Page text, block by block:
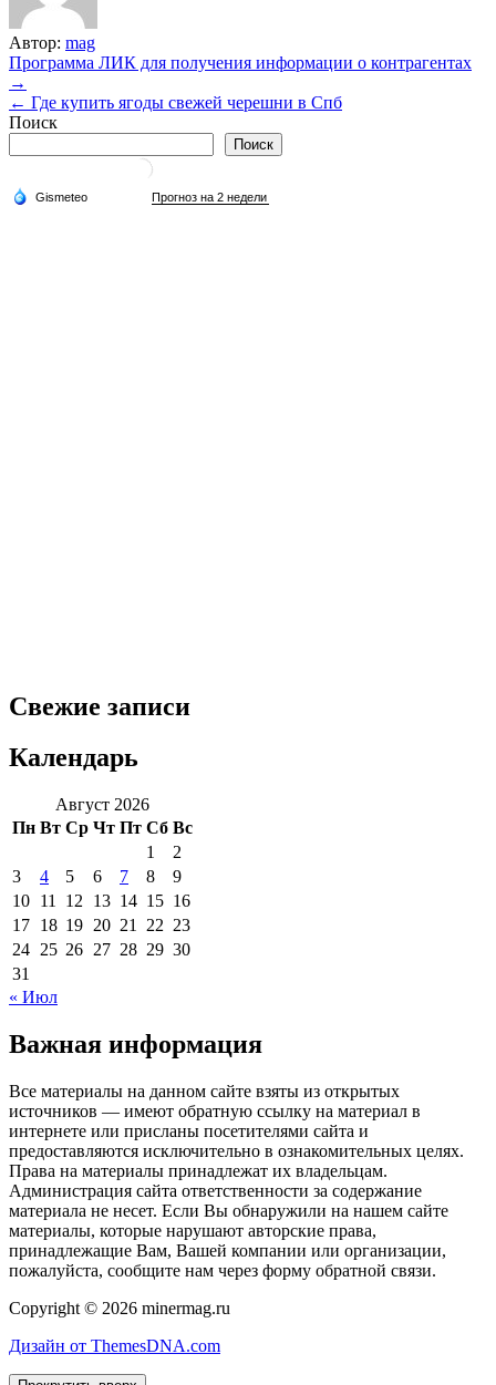
Автор: mag
Навигация
по
записям
Программа ЛИК для получения информации о контрагентах
→
← Где купить ягоды свежей черешни в Спб
Поиск
Поиск
Свежие записи
Календарь
Август 2026
Пн Вт Ср Чт Пт Сб Вс
1
2
3
4 5 6 7 8
9
10 11 12 13 14 15 16
17 18 19 20 21 22 23
24 25 26 27 28 29 30
31
« Июл
Важная информация
Все материалы на данном сайте взяты из открытых
источников — имеют обратную ссылку на материал в
интернете или присланы посетителями сайта и
предоставляются исключительно в ознакомительных целях.
Права на материалы принадлежат их владельцам.
Администрация сайта ответственности за содержание
материала не несет. Если Вы обнаружили на нашем сайте
материалы, которые нарушают авторские права,
принадлежащие Вам, Вашей компании или организации,
пожалуйста, сообщите нам через форму обратной связи.
Copyright © 2026 minermag.ru
Дизайн от ThemesDNA.com